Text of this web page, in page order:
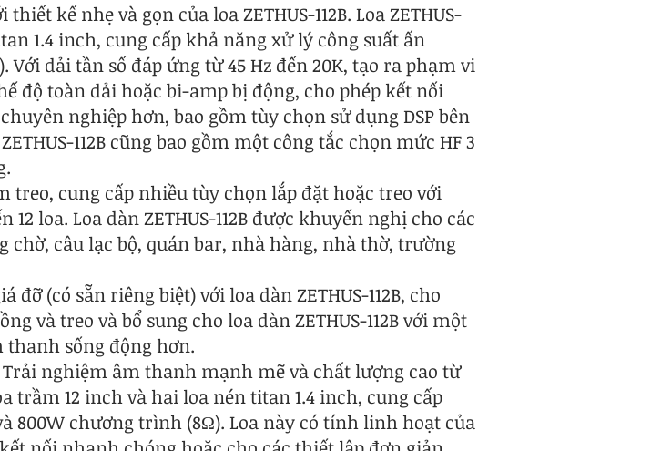
kế nhẹ và gọn của loa ZETHUS-112B. Loa ZETHUS-
1.4 inch, cung cấp khả năng xử lý công suất ấn
Với dải tần số đáp ứng từ 45 Hz đến 20K, tạo ra phạm vi
độ toàn dải hoặc bi-amp bị động, cho phép kết nối
nghiệp hơn, bao gồm tùy chọn sử dụng DSP bên
112B cũng bao gồm một công tắc chọn mức HF 3
treo, cung cấp nhiều tùy chọn lắp đặt hoặc treo với
12 loa. Loa dàn ZETHUS-112B được khuyến nghị cho các
câu lạc bộ, quán bar, nhà hàng, nhà thờ, trường
đỡ (có sẵn riêng biệt) với loa dàn ZETHUS-112B, cho
và treo và bổ sung cho loa dàn ZETHUS-112B với một
sống động hơn.
Trải nghiệm âm thanh mạnh mẽ và chất lượng cao từ
trầm 12 inch và hai loa nén titan 1.4 inch, cung cấp
800W chương trình (8Ω). Loa này có tính linh hoạt của